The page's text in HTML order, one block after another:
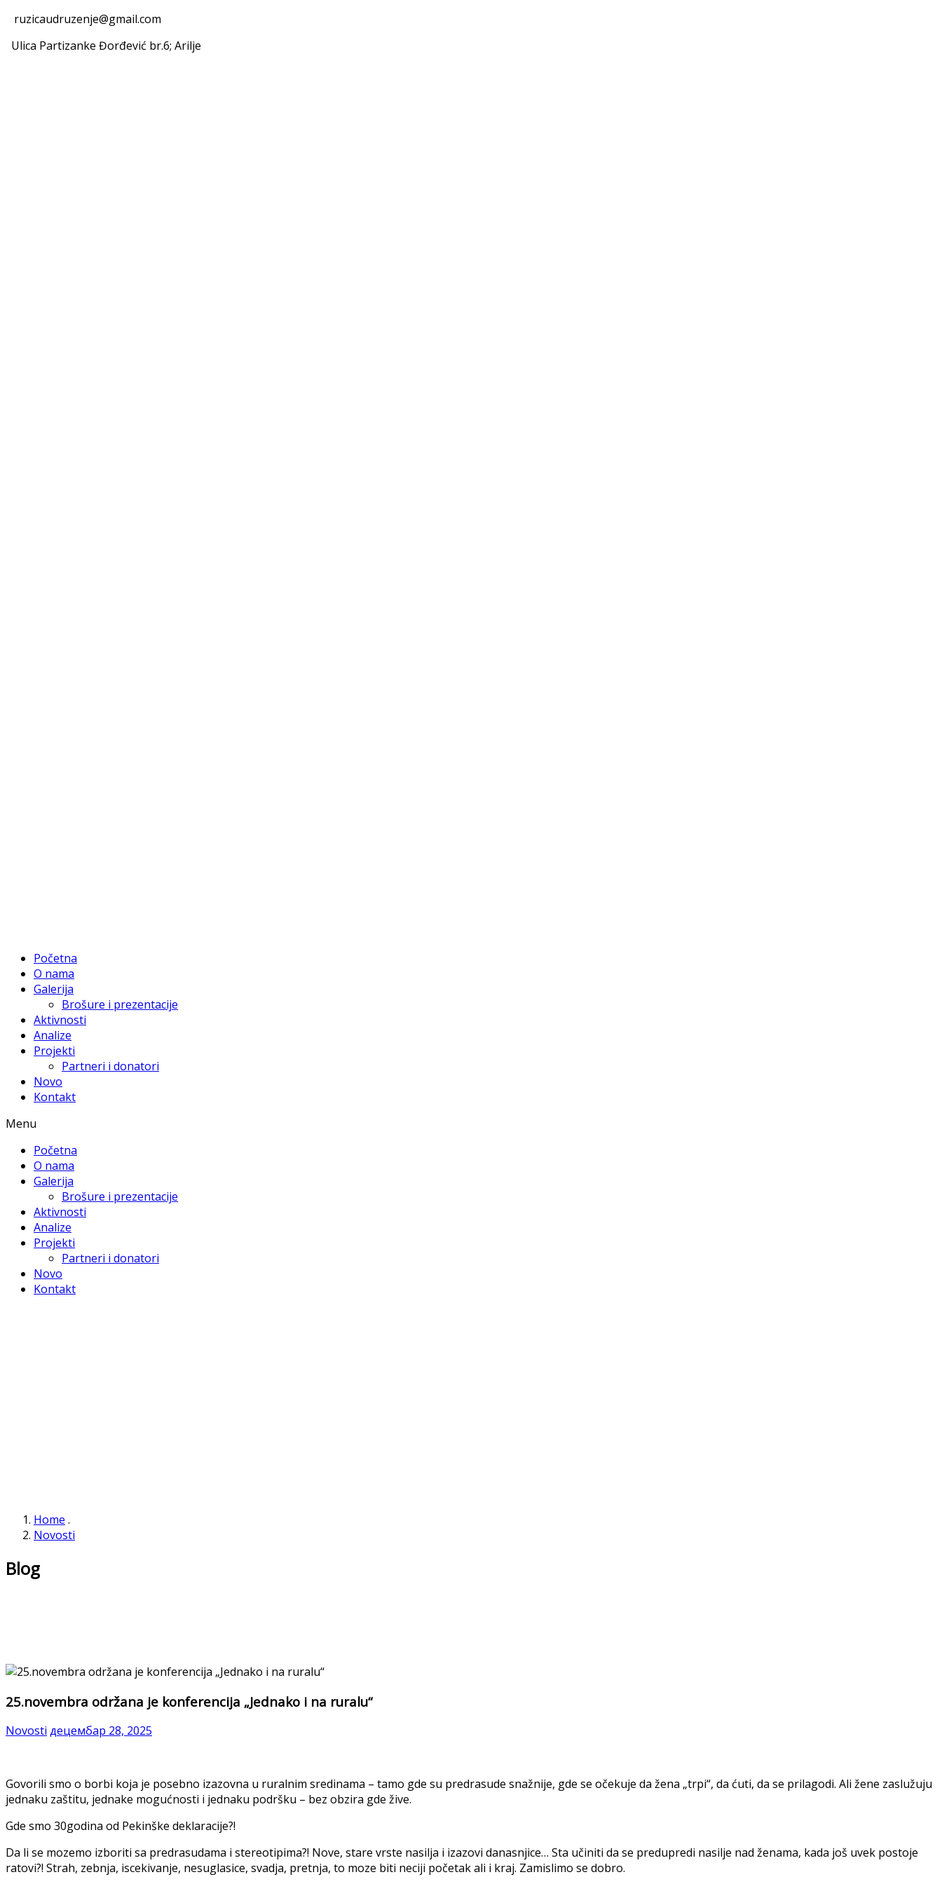
ruzicaudruzenje@gmail.com
Ulica Partizanke Đorđević br.6; Arilje
Početna
O nama
Galerija
Brošure i prezentacije
Aktivnosti
Analize
Projekti
Partneri i donatori
Novo
Kontakt
Menu
Početna
O nama
Galerija
Brošure i prezentacije
Aktivnosti
Analize
Projekti
Partneri i donatori
Novo
Kontakt
Home .
Novosti
Blog
25.novembra održana je konferencija „Jednako i na ruralu“
Novosti децембар 28, 2025
Govorili smo o borbi koja je posebno izazovna u ruralnim sredinama – tamo gde su predrasude snažnije, gde se očekuje da žena „trpi“, da ćuti, da se prilagodi. Ali žene zaslužuju
jednaku zaštitu, jednake mogućnosti i jednaku podršku – bez obzira gde žive.
Gde smo 30godina od Pekinške deklaracije?!
Da li se mozemo izboriti sa predrasudama i stereotipima?! Nove, stare vrste nasilja i izazovi danasnjice… Sta učiniti da se predupredi nasilje nad ženama, kada još uvek postoje
ratovi?! Strah, zebnja, iscekivanje, nesuglasice, svadja, pretnja, to moze biti neciji početak ali i kraj. Zamislimo se dobro.